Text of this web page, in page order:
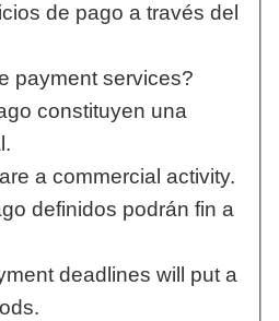
de pago a través del
payment services?
constituyen una
a commercial activity.
definidos podrán fin a
deadlines will put a